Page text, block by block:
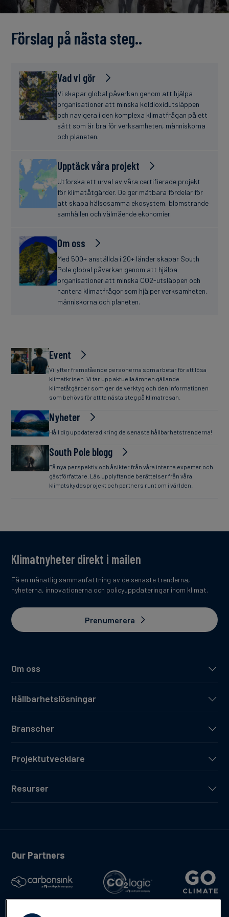
finanser
Förslag på nästa steg..
Vad vi gör
Vi skapar global påverkan genom att hjälpa
organisationer att minska koldioxidutsläppen
och navigera i den komplexa klimatfrågan på ett
sätt som är bra för verksamheten, människorna
och planeten.
Upptäck våra projekt
Utforska ett urval av våra certifierade projekt
för klimatåtgärder. De ger mätbara fördelar för
att skapa hälsosamma ekosystem, blomstrande
samhällen och välmående ekonomier.
Om oss
Med 500+ anställda i 20+ länder skapar South
Pole global påverkan genom att hjälpa
organisationer att minska CO2-utsläppen och
hantera klimatfrågor som hjälper verksamheten,
människorna och planeten.
Event
Vi lyfter framstående personerna som arbetar för att lösa
klimatkrisen. Vi tar upp aktuella ämnen gällande
klimatåtgärder som ger de verktyg och den informationen
som behövs för att ta nästa steg på klimatresan.
Nyheter
Håll dig uppdaterad kring de senaste hållbarhetstrenderna!
South Pole blogg
Få nya perspektiv och åsikter från våra interna experter och
gästförfattare. Läs upplyftande berättelser från våra
klimatskyddsprojekt och partners runt om i världen.
Om oss
Hållbarhetslösningar
Branscher
Projektutvecklare
Resurser
Klimatnyheter direkt i mailen
Få en månatlig sammanfattning av de senaste trenderna,
nyheterna, innovationerna och policyuppdateringar inom klimat.
Prenumerera
Our Partners